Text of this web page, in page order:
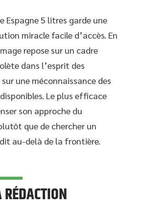
Espagne 5 litres garde une
miracle facile d’accès. En
repose sur un cadre
dans l’esprit des
une méconnaissance des
Le plus efficace
son approche du
que de chercher un
au-delà de la frontière.